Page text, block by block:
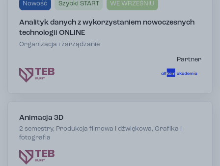
Nowość Szybki START WE WRZEŚNIU
Analityk danych z wykorzystaniem nowoczesnych
technologii ONLINE
Organizacja i zarządzanie
Partner
Animacja 3D
2 semestry, Produkcja filmowa i dźwiękowa, Grafika i
fotografia